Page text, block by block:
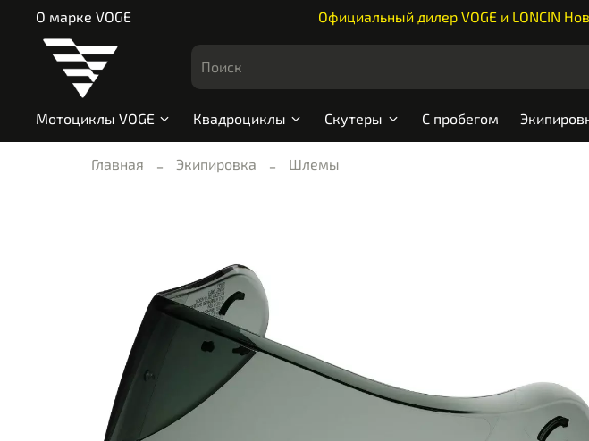
О марке VOGE Официальный дилер VOGE и LONCIN
Мотоциклы VOGE Квадроциклы Скутеры С пробегом
Главная Экипировка Шлемы